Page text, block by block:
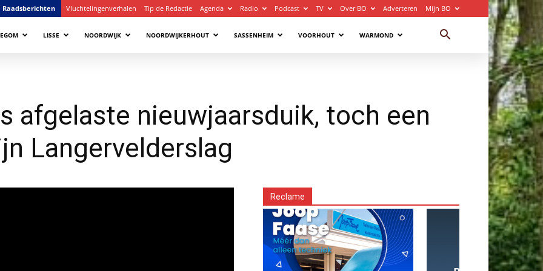
Raadsberichten Vluchtelingenverhalen Tip de Redactie Agenda Radio Podcast TV Over BO Adverteren Mijn BO
LISSE NOORDWIJK NOORDWIJKERHOUT SASSENHEIM VOORHOUT WARMOND
afgelaste nieuwjaarsduik, toch een
Langervelderslag
Reclame